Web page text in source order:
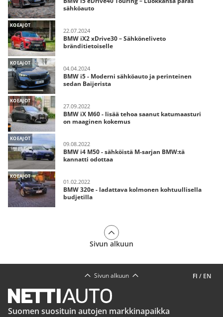
sähköauto
KOEAJOT
22.07.2024
BMW iX2 xDrive30 – Sähköneliveto
bränditietoiselle
KOEAJOT
04.04.2024
BMW i5 - Moderni sähköauto ja perinteinen
sedan Baijerista
KOEAJOT
27.09.2022
BMW iX M60 - lisää tehoa saanut katumaasturi
on maaginen kokemus
KOEAJOT
09.08.2022
BMW i4 M50 - sähköistä M-sarjan BMW:tä
kannatti odottaa
KOEAJOT
01.02.2022
BMW 320e - ladattava kolmonen kohtuullisella
budjetilla
Sivun alkuun
FI / EN
Sivun alkuun
Suomen suosituin autojen markkinapaikka